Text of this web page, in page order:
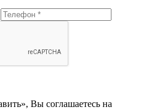
Вы соглашаетесь на